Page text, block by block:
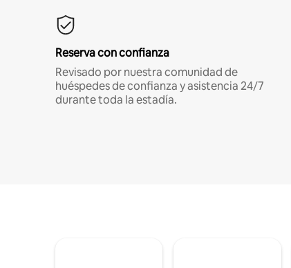
Reserva con confianza
Revisado por nuestra comunidad de
huéspedes de confianza y asistencia 24/7
durante toda la estadía.